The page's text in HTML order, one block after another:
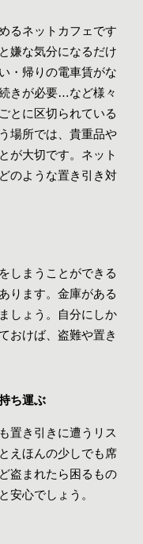
るネットカフェです
嫌な気分になるだけ
・帰りの電車賃がな
きが必要…など様々
とに区切られている
場所では、貴重品や
が大切です。ネット
のような置き引き対
しまうことができる
ります。金庫がある
しょう。自分にしか
おけば、盗難や置き
ち運ぶ
置き引きに遭うリス
えほんの少しでも席
盗まれたら困るもの
安心でしょう。